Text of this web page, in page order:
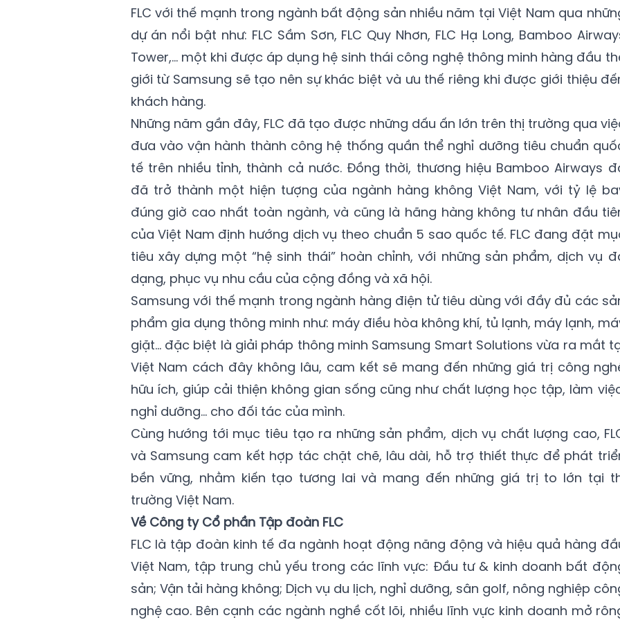
FLC với thế mạnh trong ngành bất động sản nhiều năm tại Việt Nam qua
dự án nổi bật như: FLC Sầm Sơn, FLC Quy Nhơn, FLC Hạ Long, Bamboo
Tower,… một khi được áp dụng hệ sinh thái công nghệ thông minh hàng đầu
giới từ Samsung sẽ tạo nên sự khác biệt và ưu thế riêng khi được giới thiệu
khách hàng.
Những năm gần đây, FLC đã tạo được những dấu ấn lớn trên thị trường qua
đưa vào vận hành thành công hệ thống quần thể nghỉ dưỡng tiêu chuẩn
tế trên nhiều tỉnh, thành cả nước. Đồng thời, thương hiệu Bamboo Airways
đã trở thành một hiện tượng của ngành hàng không Việt Nam, với tỷ lệ
đúng giờ cao nhất toàn ngành, và cũng là hãng hàng không tư nhân đầu
của Việt Nam định hướng dịch vụ theo chuẩn 5 sao quốc tế. FLC đang đặt
tiêu xây dựng một “hệ sinh thái” hoàn chỉnh, với những sản phẩm, dịch vụ
dạng, phục vụ nhu cầu của cộng đồng và xã hội.
Samsung với thế mạnh trong ngành hàng điện tử tiêu dùng với đầy đủ các
phẩm gia dụng thông minh như: máy điều hòa không khí, tủ lạnh, máy lạnh,
giặt… đặc biệt là giải pháp thông minh Samsung Smart Solutions vừa ra mắt
Việt Nam cách đây không lâu, cam kết sẽ mang đến những giá trị công
hữu ích, giúp cải thiện không gian sống cũng như chất lượng học tập, làm
nghỉ dưỡng... cho đối tác của mình.
Cùng hướng tới mục tiêu tạo ra những sản phẩm, dịch vụ chất lượng cao,
và Samsung cam kết hợp tác chặt chẽ, lâu dài, hỗ trợ thiết thực để phát
bền vững, nhằm kiến tạo tương lai và mang đến những giá trị to lớn tại
trường Việt Nam.
Về Công ty Cổ phần Tập đoàn FLC
FLC là tập đoàn kinh tế đa ngành hoạt động năng động và hiệu quả hàng
Việt Nam, tập trung chủ yếu trong các lĩnh vực: Đầu tư & kinh doanh bất
sản; Vận tải hàng không; Dịch vụ du lịch, nghỉ dưỡng, sân golf, nông nghiệp
nghệ cao. Bên cạnh các ngành nghề cốt lõi, nhiều lĩnh vực kinh doanh mở